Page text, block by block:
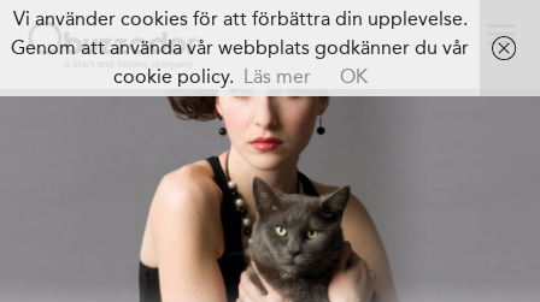
Vi använder cookies för att förbättra din upplevelse.
Genom att använda vår webbplats godkänner du vår
cookie policy. Läs mer OK